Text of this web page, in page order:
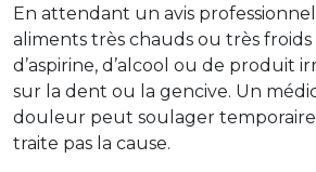
En attendant un avis
aliments très chauds ou très
d’aspirine, d’alcool ou de produit
sur la dent ou la gencive. Un
douleur peut soulager
traite pas la cause.